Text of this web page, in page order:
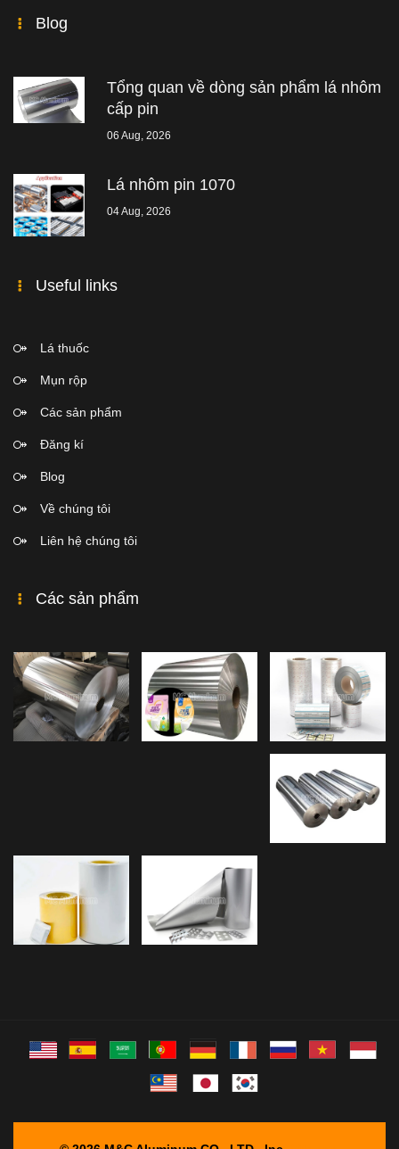
Blog
Tổng quan về dòng sản phẩm lá nhôm
cấp pin
06 Aug, 2026
Lá nhôm pin 1070
04 Aug, 2026
Useful links
Lá thuốc
Mụn rộp
Các sản phẩm
Đăng kí
Blog
Về chúng tôi
Liên hệ chúng tôi
Các sản phẩm